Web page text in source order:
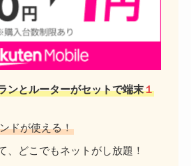
ンとルーターがセットで端末１
ドが使える！
、どこでもネットがし放題！